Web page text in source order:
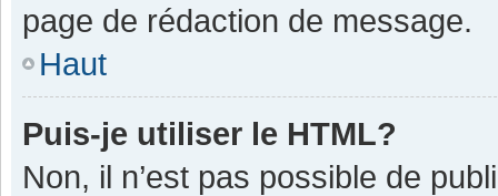
page de rédaction de message.
Haut
Puis-je utiliser le HTML?
Non, il n’est pas possible de